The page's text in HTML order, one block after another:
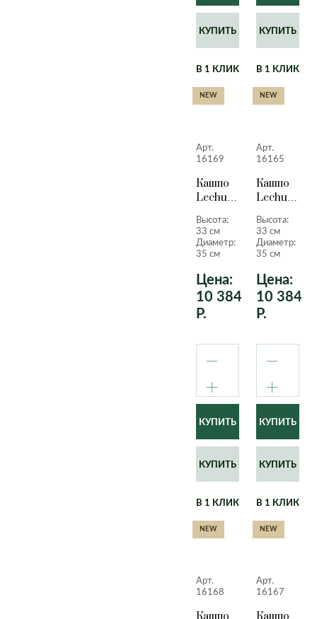
КУПИТЬ
В 1 КЛИК
КУПИТЬ
В 1 КЛИК
NEW
Арт.
16169
Кашпо
Lechuza
LS
черный
лакированный
Высота:
33 см
Диаметр:
35 см
Цена:
10 384
Р.
КУПИТЬ
В 1 КЛИК
NEW
Арт.
16165
Кашпо
Lechuza
LS
серо-
33 см.
Высота:
33 см
Диаметр:
35 см
Цена:
10 384
Р.
КУПИТЬ
В 1 КЛИК
NEW
Арт.
16168
NEW
Арт.
16167